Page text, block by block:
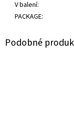
V balení:
PACKAGE: